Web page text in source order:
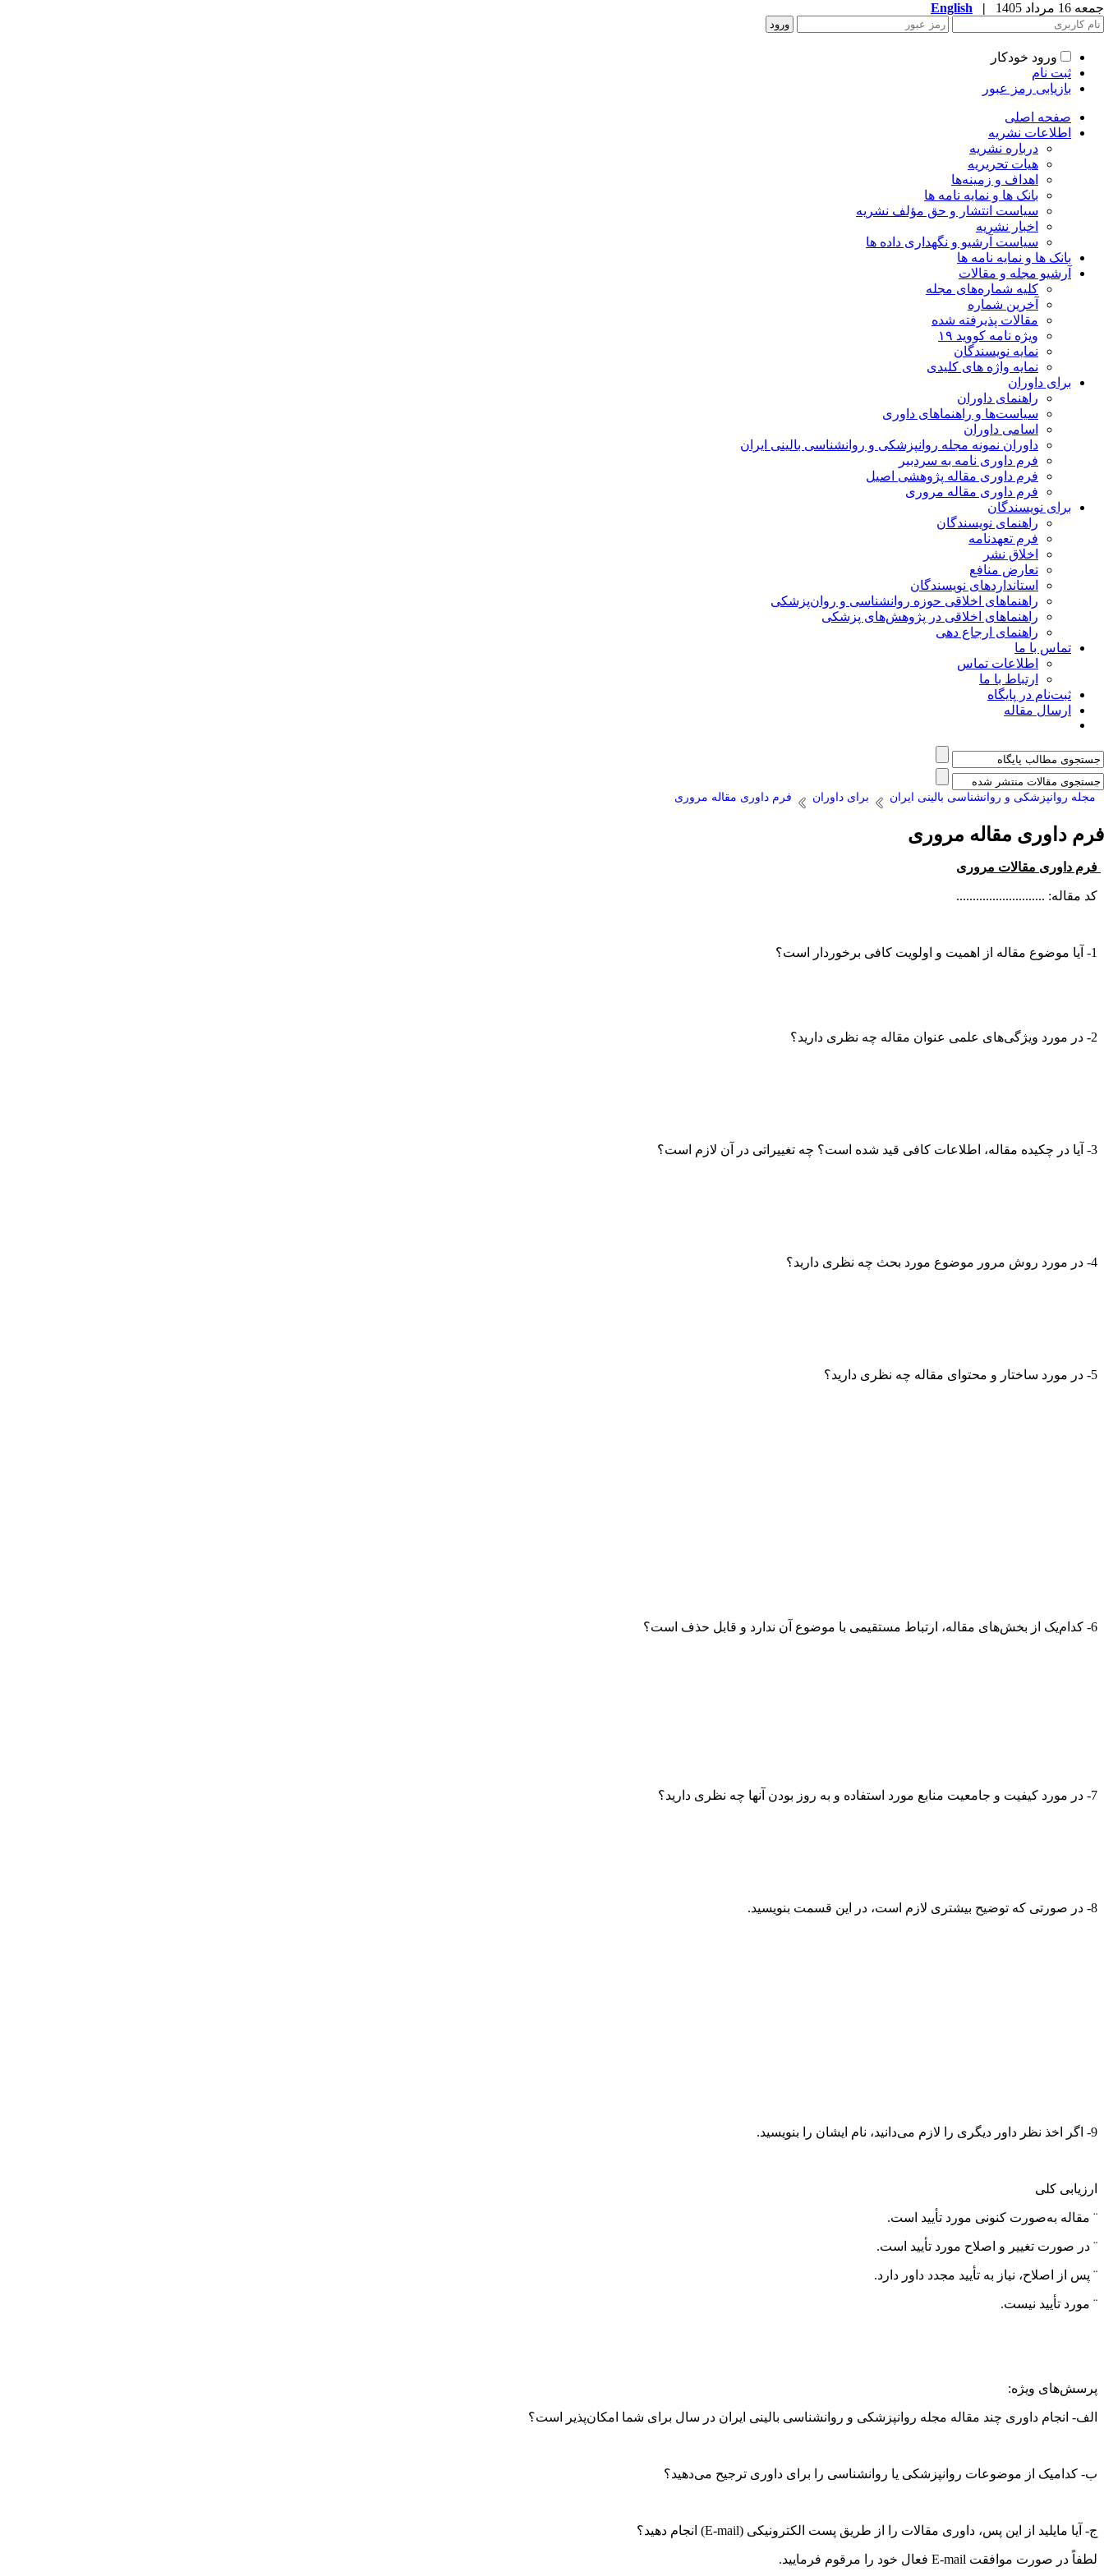
جمعه 16 مرداد 1405 |
English
ورود خودکار
ثبت نام
بازیابی رمز عبور
صفحه اصلی
اطلاعات نشریه
درباره نشریه
هیات تحریریه
اهداف و زمینه‌ها
بانک ها و نمایه نامه ها
سیاست انتشار و حق مؤلف نشریه
اخبار نشریه
سیاست آرشیو و نگهداری داده ها
بانک ها و نمایه نامه ها
آرشیو مجله و مقالات
کلیه شماره‌های مجله
آخرین شماره
مقالات پذیرفته شده
ویژه نامه کووید ۱۹
نمایه نویسندگان
نمایه واژه های کلیدی
برای داوران
راهنمای داوران
سیاست‌ها و راهنماهای داوری
اسامی داوران
داوران نمونه مجله روانپزشکی و روانشناسی بالینی ایران
فرم داوری نامه به سردبیر
فرم داوری مقاله پژوهشی اصیل
فرم داوری مقاله مروری
برای نویسندگان
راهنمای نویسندگان
فرم تعهدنامه
اخلاق نشر
تعارض منافع
استانداردهای نویسندگان
راهنماهای اخلاقی حوزه روانشناسی و روان‌پزشکی
راهنماهای اخلاقی در پژوهش‌های پزشکی
راهنمای ارجاع دهی
تماس با ما
اطلاعات تماس
ارتباط با ما
ثبت‌نام در پایگاه
ارسال مقاله
مجله روانپزشکی و روانشناسی بالینی ایران برای داوران فرم داوری مقاله مروری
فرم داوری مقاله مروری
فرم داوری مقالات مروری
کد مقاله: ...........................
ارزیابی کلی
¨ مقاله به‌صورت کنونی مورد تأیید است.
¨ در صورت تغییر و اصلاح مورد تأیید است.
¨ پس از اصلاح، نیاز به تأیید مجدد داور دارد.
¨ مورد تأیید نیست.
پرسش‌های ویژه:
الف- انجام داوری چند مقاله مجله روانپزشکی و روانشناسی بالینی ایران در سال برای شما امکان‌پذیر است؟
ب- کدامیک از موضوعات روانپزشکی یا روانشناسی را برای داوری ترجیح می‌دهید؟
ج- آیا مایلید از این پس، داوری مقالات را از طریق پست الکترونیکی (E-mail) انجام دهید؟
لطفاً در صورت موافقت E-mail فعال خود را مرقوم فرمایید.